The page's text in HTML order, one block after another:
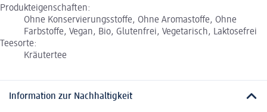
Produkteigenschaften:
Ohne Konservierungsstoffe, Ohne Aromastoffe, Ohne
Farbstoffe, Vegan, Bio, Glutenfrei, Vegetarisch, Laktosefrei
Teesorte:
Kräutertee
Information zur Nachhaltigkeit